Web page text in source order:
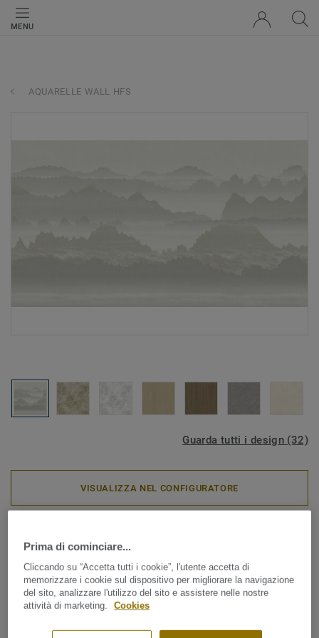
MENU
AQUARELLE WALL HFS
Guarda tutti i design (32)
VISUALIZZA NEL CONFIGURATORE
AQUARELLE WALL HFS -
Misty Mountain GREY
Disponibile in una gamma di colori naturali e delicati,
Aquarelle Wall HFS è un rivestimento vinilico murale
Prima di cominciare...
Cliccando su “Accetta tutti i cookie”, l'utente accetta di
memorizzare i cookie sul dispositivo per migliorare la navigazione
del sito, analizzare l'utilizzo del sito e assistere nelle nostre
attività di marketing.
Cookies